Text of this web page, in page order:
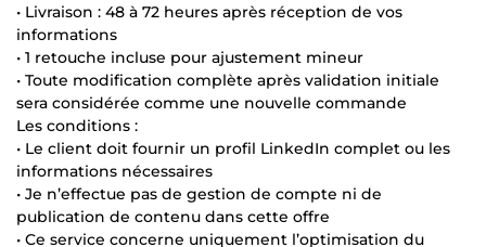
• Livraison : 48 à 72 heures après réception de vos
informations
• 1 retouche incluse pour ajustement mineur
• Toute modification complète après validation initiale
sera considérée comme une nouvelle commande
Les conditions :
• Le client doit fournir un profil LinkedIn complet ou les
informations nécessaires
• Je n’effectue pas de gestion de compte ni de
publication de contenu dans cette offre
• Ce service concerne uniquement l’optimisation du